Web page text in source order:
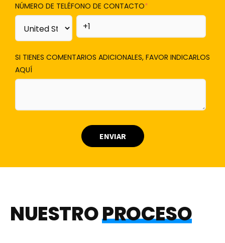
NÚMERO DE TELÉFONO DE CONTACTO*
SI TIENES COMENTARIOS ADICIONALES, FAVOR INDICARLOS
AQUÍ
NUESTROPROCESO